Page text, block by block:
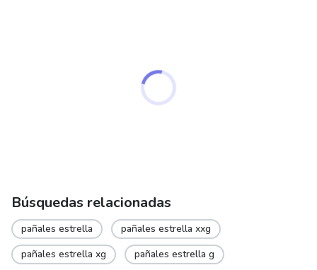
Búsquedas relacionadas
pañales estrella
pañales estrella xxg
pañales estrella xg
pañales estrella g